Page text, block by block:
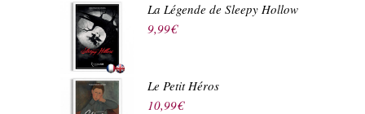
La Légende de Sleepy Hollow
9,99€
Le Petit Héros
10,99€